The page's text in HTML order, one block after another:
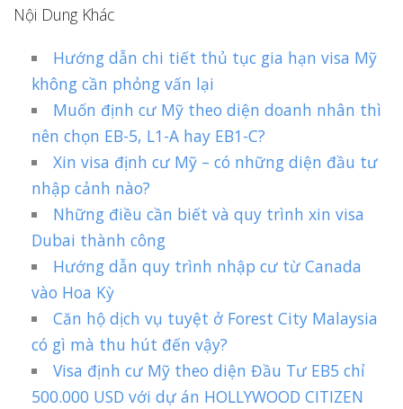
Nội Dung Khác
Hướng dẫn chi tiết thủ tục gia hạn visa Mỹ
không cần phỏng vấn lại
Muốn định cư Mỹ theo diện doanh nhân thì
nên chọn EB-5, L1-A hay EB1-C?
Xin visa định cư Mỹ – có những diện đầu tư
nhập cảnh nào?
Những điều cần biết và quy trình xin visa
Dubai thành công
Hướng dẫn quy trình nhập cư từ Canada
vào Hoa Kỳ
Căn hộ dịch vụ tuyệt ở Forest City Malaysia
có gì mà thu hút đến vậy?
Visa định cư Mỹ theo diện Đầu Tư EB5 chỉ
500.000 USD với dự án HOLLYWOOD CITIZEN